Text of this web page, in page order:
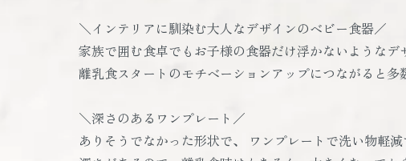
＼インテリアに馴染む大人なデザインのベビー食器／
家族で囲む食卓でもお子様の食器だけ浮かないようなデ
離乳食スタートのモチベーションアップにつながると多
＼深さのあるワンプレート／
ありそうでなかった形状で、 ワンプレートで洗い物軽